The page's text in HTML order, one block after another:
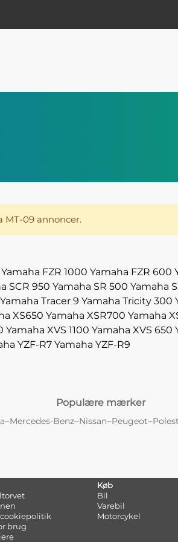
MT-09 annoncer.
Yamaha FZR 1000 Yamaha FZR 600
SCR 950 Yamaha SR 500 Yamaha
Yamaha Tracer 9 Yamaha Tricity 300
XS650 Yamaha XSR700 Yamaha
Yamaha XVS 1100 Yamaha XVS 650
YZF-R7 Yamaha YZF-R9
Populære mærker
–Mercedes-Benz–Nissan–Peugeot–
brug
Køb
Bil
Varebil
Motorcykel